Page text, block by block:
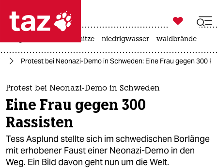
 taz zahl ich
taz zahl ich
themen
politik
öko
gesellschaft

taz zahl ich
hitze niedrigwasser waldbrände
Protest bei Neonazi-Demo in Schweden: Eine Frau gegen 300
Protest bei Neonazi-Demo in Schweden
Eine Frau gegen 300
Rassisten
Tess Asplund stellte sich im schwedischen Borlänge
mit erhobener Faust einer Neonazi-Demo in den
Weg. Ein Bild davon geht nun um die Welt.